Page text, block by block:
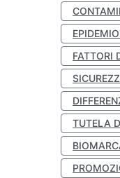
FATTORI
TUTELA